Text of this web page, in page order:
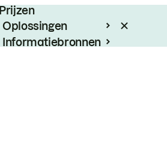
Prijzen
Oplossingen
Informatiebronnen